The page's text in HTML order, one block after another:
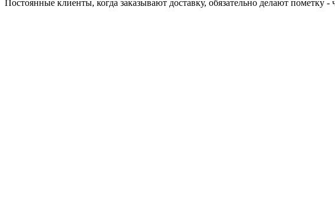
Постоянные клиенты, когда заказывают доставку, обязательно делают